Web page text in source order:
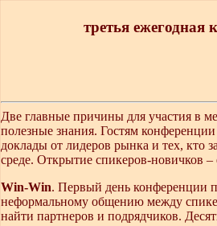
третья ежегодная
Две главные причины для участия в
полезные знания. Гостям
доклады от лидеров рынка и тех, кто
среде. Открытие спикеров-новичков
Win-Win. Первый день конференции
неформальному общению между
найти партнеров и подрядчиков.